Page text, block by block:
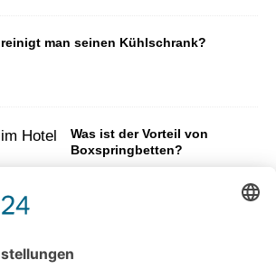
man seinen Kühlschrank?
Was ist der Vorteil von
Boxspringbetten?